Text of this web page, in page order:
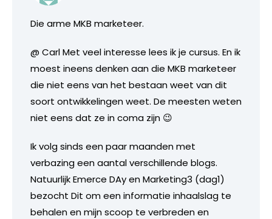
Die arme MKB marketeer.
@ Carl Met veel interesse lees ik je cursus. En ik
moest ineens denken aan die MKB marketeer
die niet eens van het bestaan weet van dit
soort ontwikkelingen weet. De meesten weten
niet eens dat ze in coma zijn 😉
Ik volg sinds een paar maanden met
verbazing een aantal verschillende blogs.
Natuurlijk Emerce DAy en Marketing3 (dag1)
bezocht Dit om een informatie inhaalslag te
behalen en mijn scoop te verbreden en